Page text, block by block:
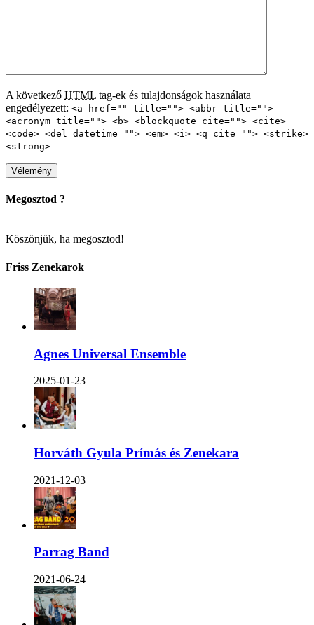
A következő HTML tag-ek és tulajdonságok használata
engedélyezett: <a href="" title=""> <abbr title="">
<acronym title=""> <b> <blockquote cite=""> <cite>
<code> <del datetime=""> <em> <i> <q cite=""> <strike>
<strong>
Megosztod ?
Köszönjük, ha megosztod!
Friss Zenekarok
Agnes Universal Ensemble
2025-01-23
Horváth Gyula Prímás és Zenekara
2021-12-03
Parrag Band
2021-06-24